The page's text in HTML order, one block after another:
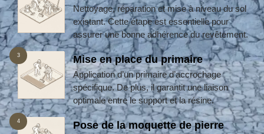
Nettoyage, réparation et mise à niveau du sol
existant. Cette étape est essentielle pour
assurer une bonne adhérence du revêtement.
3 Mise en place du primaire
Application d’un primaire d’accrochage
spécifique. De plus, il garantit une liaison
optimale entre le support et la résine.
4 Pose de la moquette de pierre